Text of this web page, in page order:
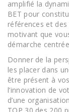
amplifié la
BET pour
références et
motivant que
démarche
Donner de la
les placer dans
être présent à
l’innovation de
d’une
TOP 30 des 200